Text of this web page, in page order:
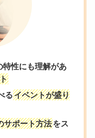
特性にも理解があ
るイベントが盛り
サポート方法をス